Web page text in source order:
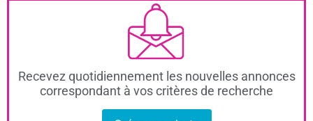
Recevez quotidiennement les nouvelles annonces
correspondant à vos critères de recherche